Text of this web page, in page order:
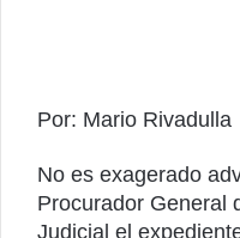
Por: Mario Rivadulla
No es exagerado
Procurador General
Judicial el